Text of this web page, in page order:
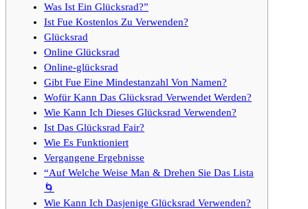
Was Ist Ein Glücksrad?”
Ist Fue Kostenlos Zu Verwenden?
Glücksrad
Online Glücksrad
Online-glücksrad
Gibt Fue Eine Mindestanzahl Von Namen?
Wofür Kann Das Glücksrad Verwendet Werden?
Wie Kann Ich Dieses Glücksrad Verwenden?
Ist Das Glücksrad Fair?
Wie Es Funktioniert
Vergangene Ergebnisse
“Auf Welche Weise Man & Drehen Sie Das Lista
🌀
Wie Kann Ich Dasjenige Glücksrad Verwenden?